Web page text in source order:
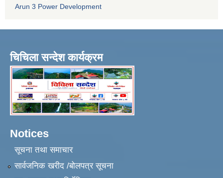
Arun 3 Power Development
चिचिला सन्देश कार्यक्रम
Notices
सूचना तथा समाचार
सार्वजनिक खरीद /बोलपत्र सूचना